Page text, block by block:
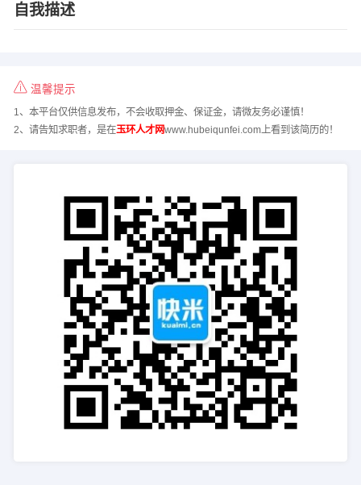
自我描述
温馨提示
1、本平台仅供信息发布，不会收取押金、保证金，请微友务必谨慎！
2、请告知求职者，是在玉环人才网www.hubeiqunfei.com上看到该简历的！